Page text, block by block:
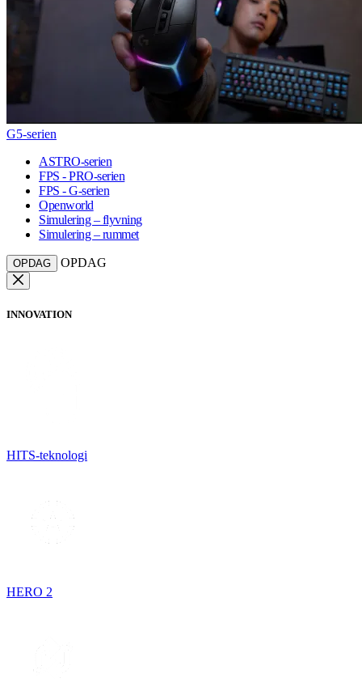
G5-serien
ASTRO-serien
FPS - PRO-serien
FPS - G-serien
Openworld
Simulering – flyvning
Simulering – rummet
OPDAG OPDAG
INNOVATION
HITS-teknologi
HERO 2